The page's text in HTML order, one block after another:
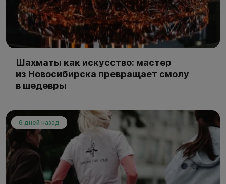
Шахматы как искусство: мастер
из Новосибирска превращает смолу
в шедевры
6 дней назад